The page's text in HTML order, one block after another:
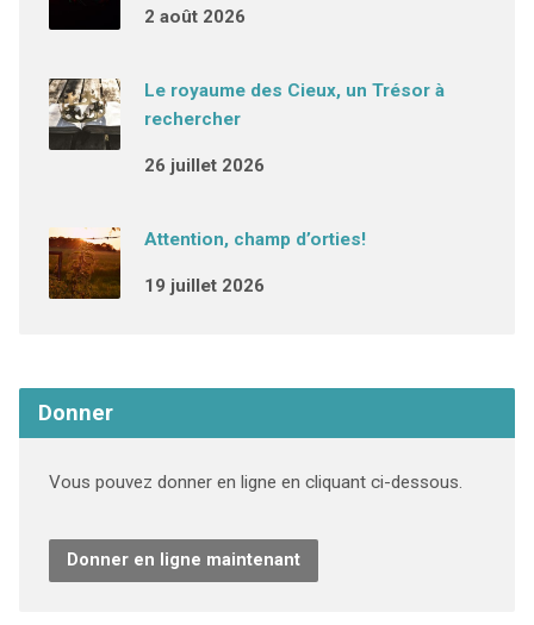
2 août 2026
Le royaume des Cieux, un Trésor à
rechercher
26 juillet 2026
Attention, champ d’orties!
19 juillet 2026
Donner
Vous pouvez donner en ligne en cliquant ci-dessous.
Donner en ligne maintenant